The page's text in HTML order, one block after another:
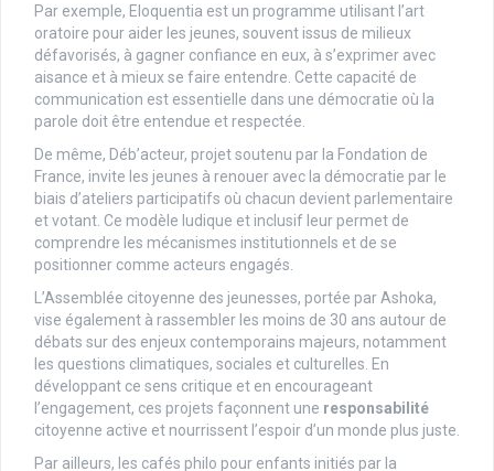
Par exemple, Eloquentia est un programme utilisant l’art
oratoire pour aider les jeunes, souvent issus de milieux
défavorisés, à gagner confiance en eux, à s’exprimer avec
aisance et à mieux se faire entendre. Cette capacité de
communication est essentielle dans une démocratie où la
parole doit être entendue et respectée.
De même, Déb’acteur, projet soutenu par la Fondation de
France, invite les jeunes à renouer avec la démocratie par le
biais d’ateliers participatifs où chacun devient parlementaire
et votant. Ce modèle ludique et inclusif leur permet de
comprendre les mécanismes institutionnels et de se
positionner comme acteurs engagés.
L’Assemblée citoyenne des jeunesses, portée par Ashoka,
vise également à rassembler les moins de 30 ans autour de
débats sur des enjeux contemporains majeurs, notamment
les questions climatiques, sociales et culturelles. En
développant ce sens critique et en encourageant
l’engagement, ces projets façonnent une responsabilité
citoyenne active et nourrissent l’espoir d’un monde plus juste.
Par ailleurs, les cafés philo pour enfants initiés par la